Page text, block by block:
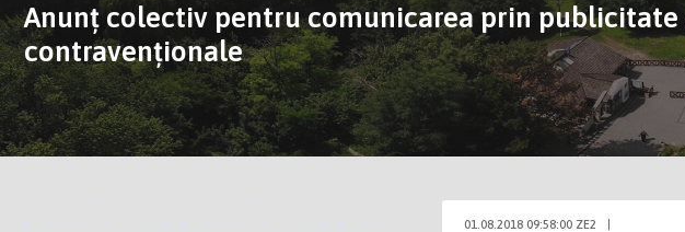
Anunţ colectiv pentru comunicarea prin
contravenționale
01.08.2018 09:58:00 ZE2